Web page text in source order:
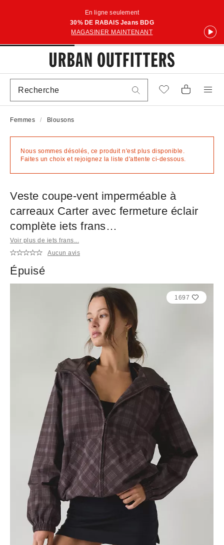
En ligne seulement
30% DE RABAIS Jeans BDG
MAGASINER MAINTENANT
Femmes Blousons
Nous sommes désolés, ce produit n'est plus disponible.
Faites un choix et rejoignez la liste d'attente ci-dessous.
Veste coupe-vent imperméable à
carreaux Carter avec fermeture éclair
complète iets frans…
Voir plus de iets frans...
Aucun avis
Épuisé
1697